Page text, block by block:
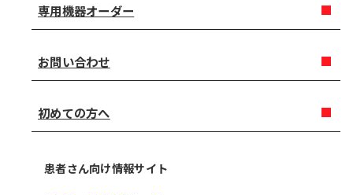
専用機器オーダー
お問い合わせ
初めての方へ
患者さん向け情報サイト